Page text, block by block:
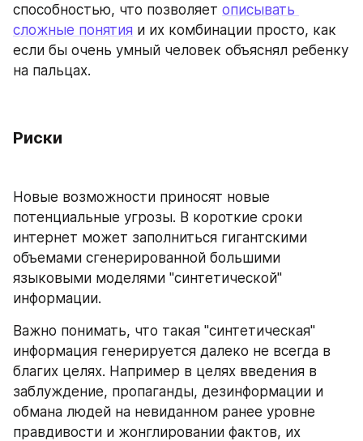
способностью, что позволяет описывать
сложные понятия и их комбинации просто, как
если бы очень умный человек объяснял ребенку
на пальцах.
Риски
Новые возможности приносят новые
потенциальные угрозы. В короткие сроки
интернет может заполниться гигантскими
объемами сгенерированной большими
языковыми моделями "синтетической"
информации.
Важно понимать, что такая "синтетическая"
информация генерируется далеко не всегда в
благих целях. Например в целях введения в
заблуждение, пропаганды, дезинформации и
обмана людей на невиданном ранее уровне
правдивости и жонглировании фактов, их